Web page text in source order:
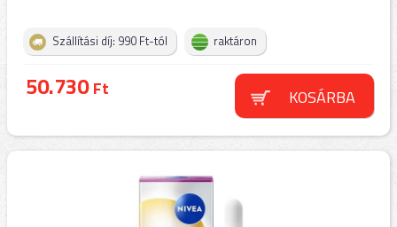
Szállítási díj: 990 Ft-tól raktáron
50.730Ft KOSÁRBA